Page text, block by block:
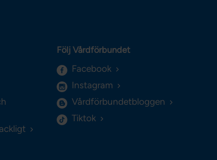
Följ Vårdförbundet
Facebook
Instagram
Vårdförbundetbloggen
Tiktok